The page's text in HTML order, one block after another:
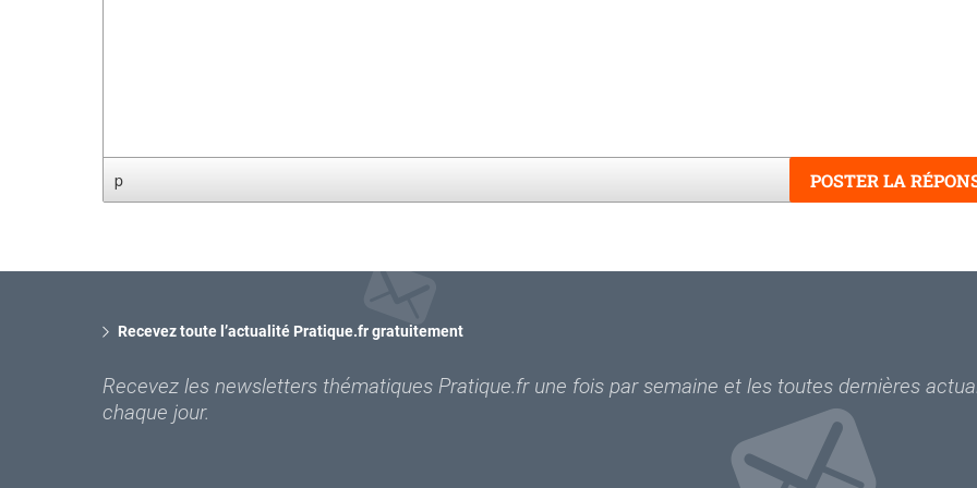
p POSTER LA
Recevez toute l’actualité Pratique.fr gratuitement
Recevez les newsletters thématiques Pratique.fr une fois par semaine et les toutes dernières
chaque jour.